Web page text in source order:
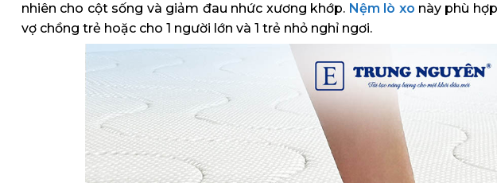
nhiên cho cột sống và giảm đau nhức xương khớp. Nệm lò xo này phù
vợ chồng trẻ hoặc cho 1 người lớn và 1 trẻ nhỏ nghỉ ngơi.